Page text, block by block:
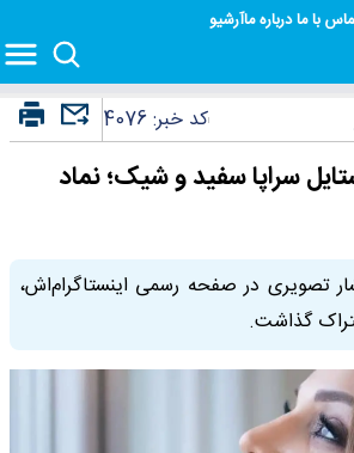
با مادرباره ماآرشیو
کد خبر:4076
سراپا سفید و شیک؛ نماد
تصویری در صفحه رسمی اینستاگرام‌اش،
گذاشت.